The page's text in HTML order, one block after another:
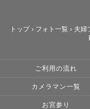
トップ › フォト一覧 › 夫婦
ご利用の流れ
カメラマン一覧
お宮参り